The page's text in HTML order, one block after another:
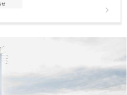
せ
・おせちご予約受付中！